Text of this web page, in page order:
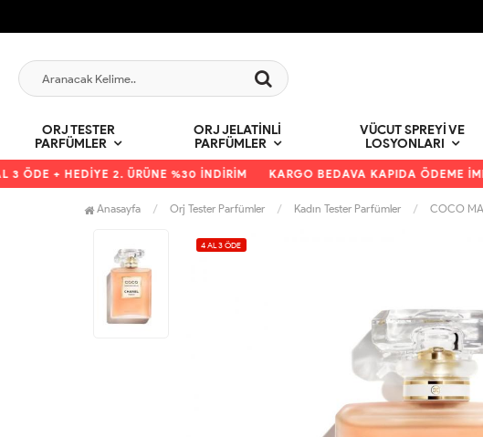
ORJ TESTER
PARFÜMLER
ORJ JELATINLI
PARFÜMLER
VÜCUT SPREYI VE
LOSYONLARI
+ HEDİYE 2. ÜRÜNE %30 İNDİRİM KARGO BEDAVA KAPIDA ÖDEME
Anasayfa Orj Tester Parfümler Kadın Tester Parfümler COCO
4 AL 3 ÖDE